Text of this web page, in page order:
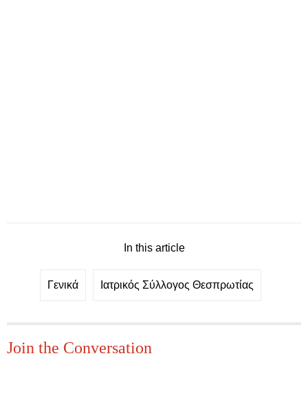
In this article
Γενικά Ιατρικός Σύλλογος Θεσπρωτίας
Join the Conversation